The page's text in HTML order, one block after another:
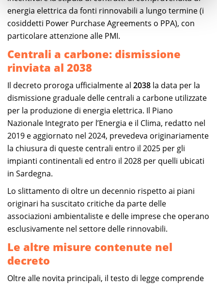
energia elettrica da fonti rinnovabili a lungo termine (i
cosiddetti Power Purchase Agreements o PPA), con
particolare attenzione alle PMI.
Centrali a carbone: dismissione
rinviata al 2038
Il decreto proroga ufficialmente al 2038 la data per la
dismissione graduale delle centrali a carbone utilizzate
per la produzione di energia elettrica. Il Piano
Nazionale Integrato per l’Energia e il Clima, redatto nel
2019 e aggiornato nel 2024, prevedeva originariamente
la chiusura di queste centrali entro il 2025 per gli
impianti continentali ed entro il 2028 per quelli ubicati
in Sardegna.
Lo slittamento di oltre un decennio rispetto ai piani
originari ha suscitato critiche da parte delle
associazioni ambientaliste e delle imprese che operano
esclusivamente nel settore delle rinnovabili.
Le altre misure contenute nel
decreto
Oltre alle novita principali, il testo di legge comprende